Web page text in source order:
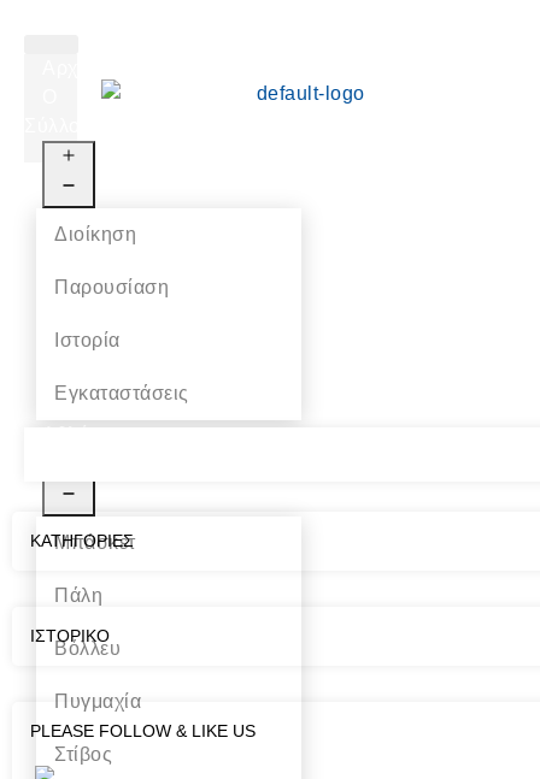
Διοίκηση
Παρουσίαση
Ιστορία
Εγκαταστάσεις
Αθλήματα
Μπάσκετ
Πάλη
Βόλλευ
Πυγμαχία
Στίβος
KΑΤΗΓΟΡΊΕΣ
ΙΣΤΟΡΙΚΌ
PLEASE FOLLOW & LIKE US